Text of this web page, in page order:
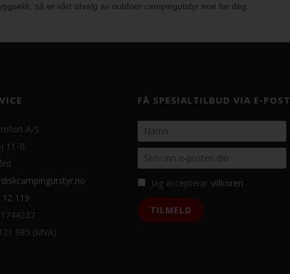
så er vårt utvalg av outdoor campingutstyr noe for deg.
A/S
11-B
12 119
985 (MVA)
FÅ SPESIALTILBUD VIA E-POST
Jag accepterar villkoren